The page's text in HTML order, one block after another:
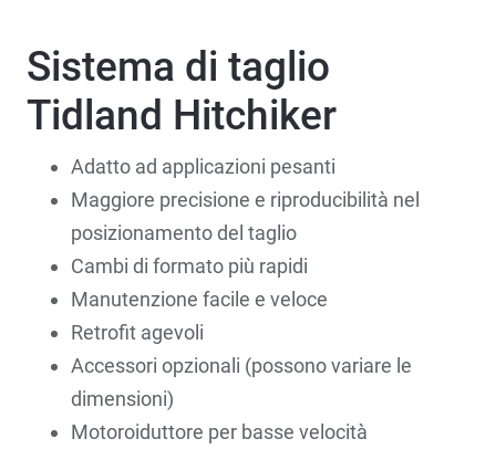
Sistema di taglio
Tidland Hitchiker
Adatto ad applicazioni pesanti
Maggiore precisione e riproducibilità nel
posizionamento del taglio
Cambi di formato più rapidi
Manutenzione facile e veloce
Retrofit agevoli
Accessori opzionali (possono variare le
dimensioni)
Motoroiduttore per basse velocità